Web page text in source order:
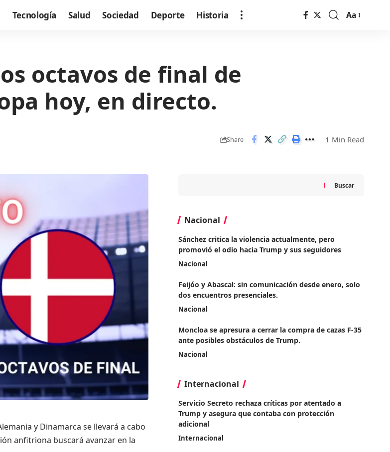
Tecnología Salud Sociedad Deporte Historia
Font
Aa
octavos de final de
hoy, en directo.
Share 1 Min Read
y Dinamarca se llevará a cabo
anfitriona buscará avanzar en la
Buscar
Nacional
Sánchez critica la violencia actualmente, pero
promovió el odio hacia Trump y sus seguidores
Nacional
Feijóo y Abascal: sin comunicación desde enero, solo
dos encuentros presenciales.
Nacional
Moncloa se apresura a cerrar la compra de cazas F-35
ante posibles obstáculos de Trump.
Nacional
Internacional
Servicio Secreto rechaza críticas por atentado a
Trump y asegura que contaba con protección
adicional
Internacional